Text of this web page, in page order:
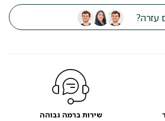
עזרה?
שירות ברמה גבוהה